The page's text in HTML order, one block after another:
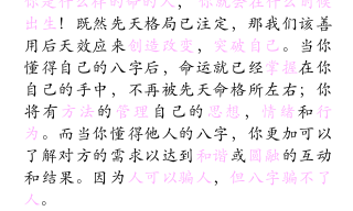
出生 ！既然先天格局已注定，那我们该善
用后天效应来创造改变 ， 突破自己 。当你
懂得自己的八字后，命运就已经掌握在你
自己的手中，不再被先天命格所左右；你
将有 方法 的 管理 自己的 思想 ， 情绪和行
为 。而当你懂得他人的八字，你更加可以
了解对方的需求以达到 和谐 或圆融 的互动
和结果。因为 人可以骗人， 但八字骗不了
人。